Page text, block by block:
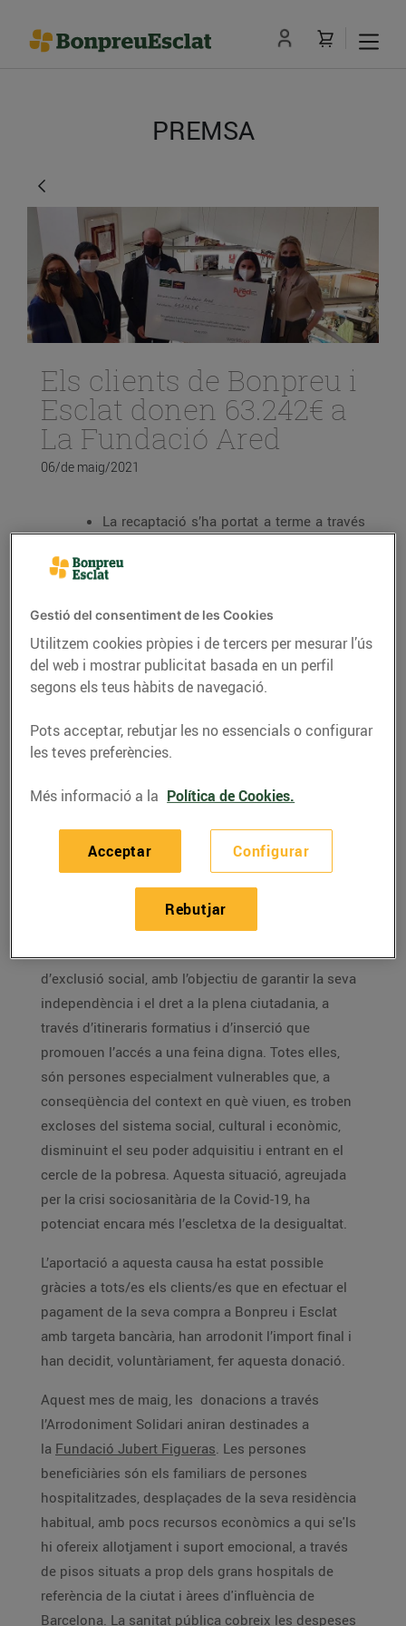
PREMSA
Els clients de Bonpreu i
Esclat donen 63.242€ a
La Fundació Ared
06/de maig/2021
La recaptació s’ha portat a terme a través
de l’Arrodoniment Solidari als
establiments del Grup Bon Preu i s’han
L’import va destinat al programa de la
Fundació Ared destinat a dones en
situació de risc o exclusió social.
col·laborat amb més de 26 associacions i
ha recaptat més d’1,5 milions d’euros a
368.246
Ared, a través de l’Arrodoniment Solidari de Worldcoo.
L’import recaptat es destinarà a la inserció
sociolaboral de dones en situació d’alt risc
d’exclusió social, amb l’objectiu de garantir la seva
independència i el dret a la plena ciutadania, a
través d’itineraris formatius i d’inserció que
promouen l’accés a una feina digna. Totes elles,
són persones especialment vulnerables que, a
conseqüència del context en què viuen, es troben
excloses del sistema social, cultural i econòmic,
disminuint el seu poder adquisitiu i entrant en el
cercle de la pobresa. Aquesta situació, agreujada
per la crisi sociosanitària de la Covid-19, ha
potenciat encara més l’escletxa de la desigualtat.
L’aportació a aquesta causa ha estat possible
gràcies a tots/es els clients/es que en efectuar el
pagament de la seva compra a Bonpreu i Esclat
amb targeta bancària, han arrodonit l’import final i
han decidit, voluntàriament, fer aquesta donació.
Aquest mes de maig, les donacions a través
l’Arrodoniment Solidari aniran destinades a
la Fundació Jubert Figueras. Les persones
beneficiàries són els familiars de persones
hospitalitzades, desplaçades de la seva residència
habitual, amb pocs recursos econòmics a qui se'ls
hi ofereix allotjament i suport emocional, a través
de pisos situats a prop dels grans hospitals de
referència de la ciutat i àrees d'influència de
Barcelona. La sanitat pública cobreix les despeses
Gestió del consentiment de les Cookies
Utilitzem cookies pròpies i de tercers per mesurar l’ús
del web i mostrar publicitat basada en un perfil
segons els teus hàbits de navegació.
Pots acceptar, rebutjar les no essencials o configurar
les teves preferències.
Més informació a la Política de Cookies.
Configurar
Rebutjar
Acceptar